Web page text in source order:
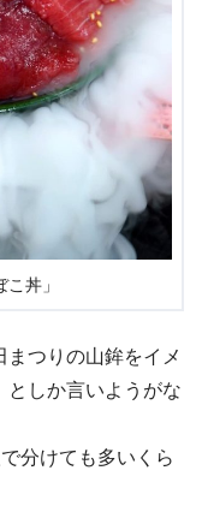
丼」
つりの山鉾をイメ
としか言いようがな
分けても多いくら